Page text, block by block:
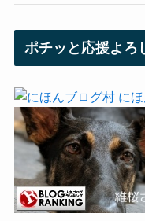
ポチッと応援よろ